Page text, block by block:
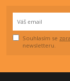
Souhlasím se
newsletteru.